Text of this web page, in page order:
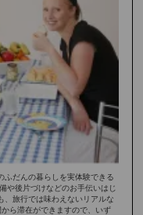
ふだんの暮らしを実体験できる
や後片づけなどのお手伝いはじ
、旅行では味わえないリアルな
ら滞在ができますので、いず